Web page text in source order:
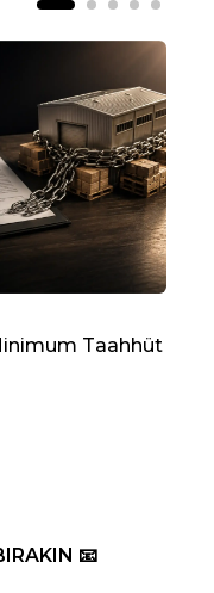
Taahhüt
📧